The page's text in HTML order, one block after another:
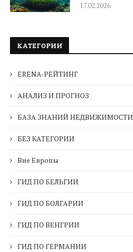
17.02.2026
КАТЕГОРИИ
ERENA-РЕЙТИНГ
АНАЛИЗ И ПРОГНОЗ
БАЗА ЗНАНИЙ НЕДВИЖИМОСТИ
БЕЗ КАТЕГОРИИ
Вне Европы
ГИД ПО БЕЛЬГИИ
ГИД ПО БОЛГАРИИ
ГИД ПО ВЕНГРИИ
ГИД ПО ГЕРМАНИИ